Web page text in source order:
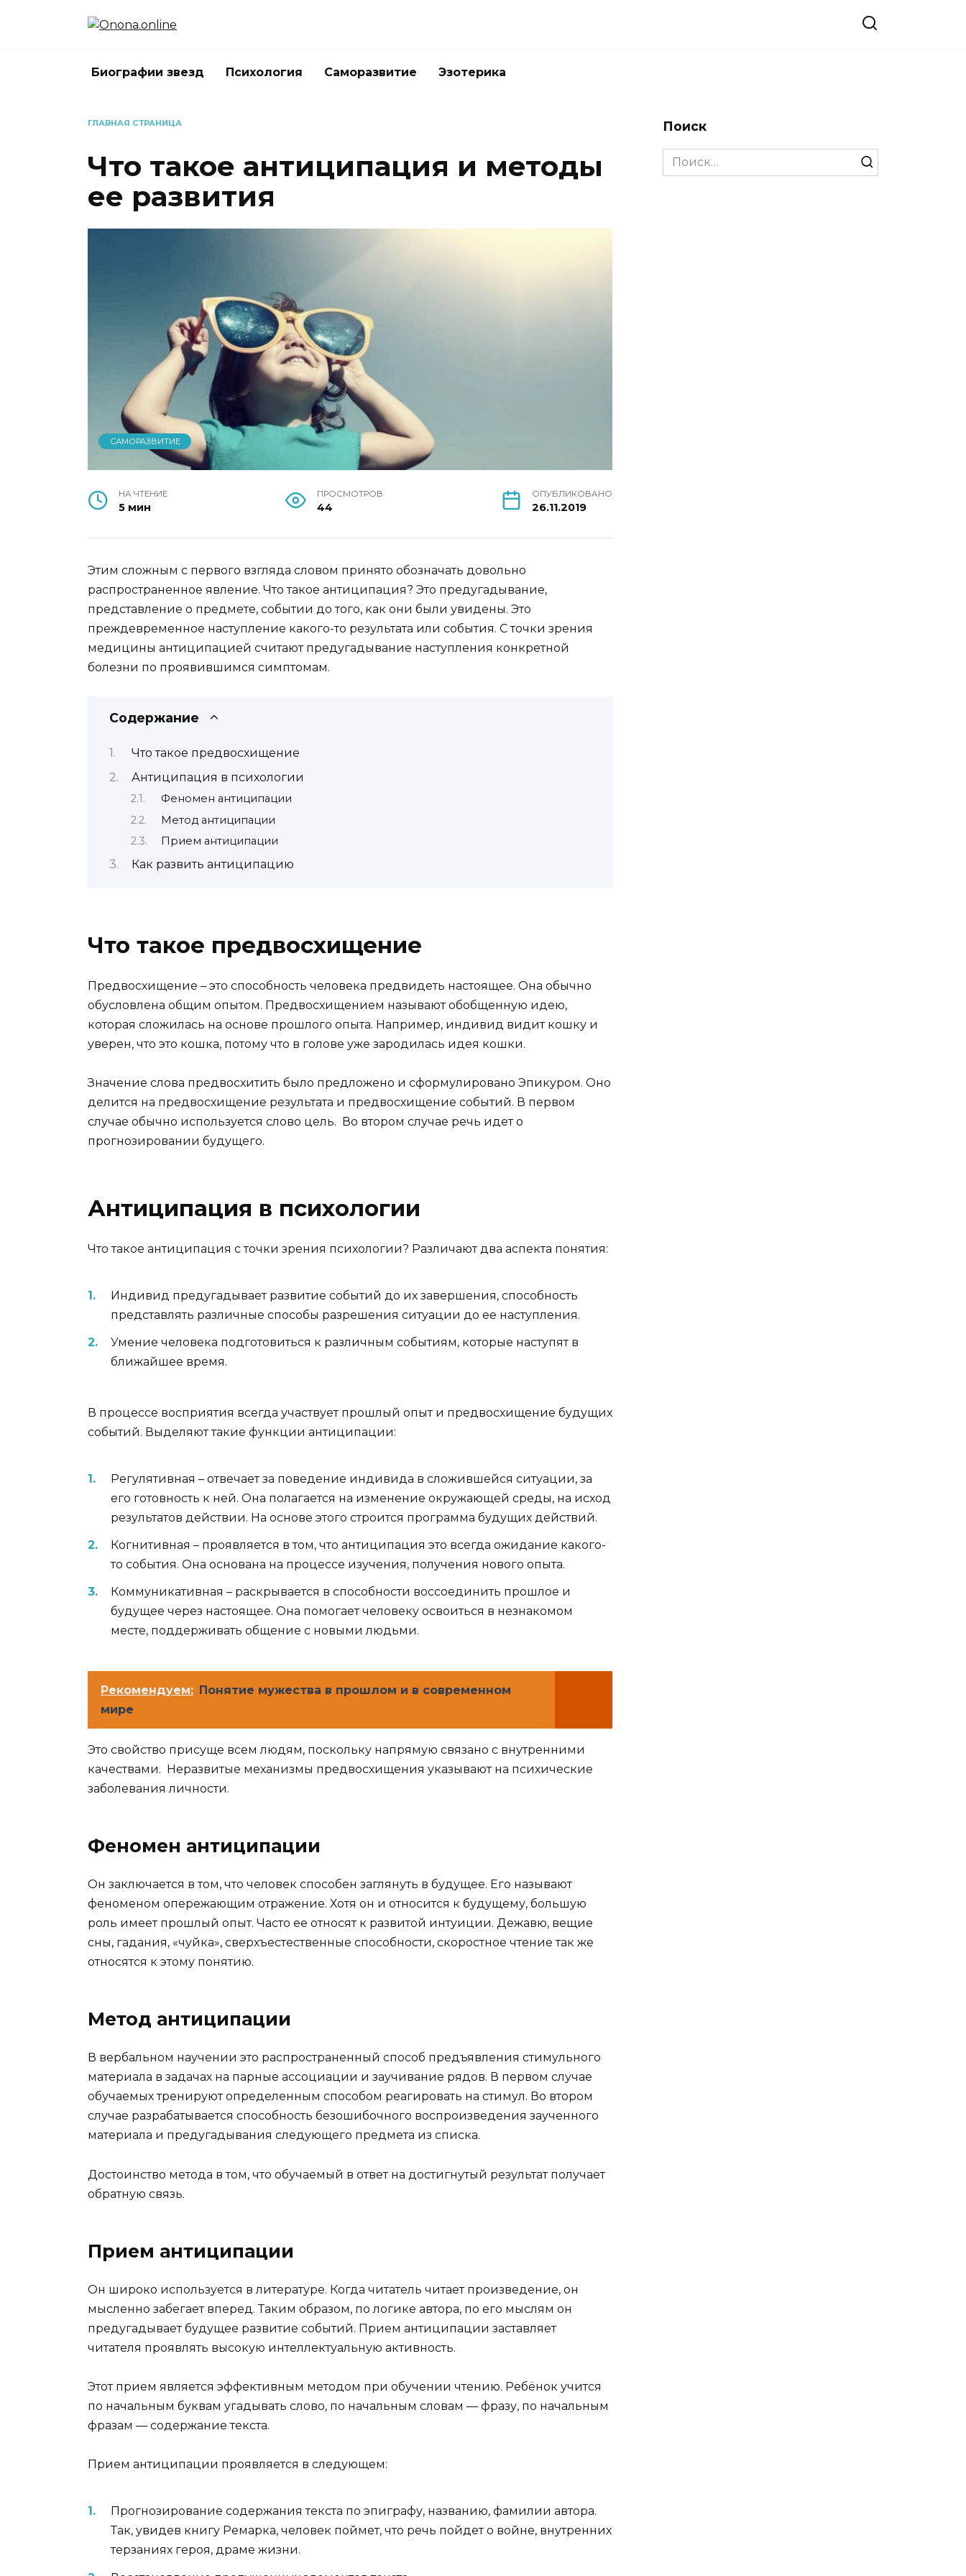
Биографии звезд Психология Саморазвитие Эзотерика
ГЛАВНАЯ СТРАНИЦА
Что такое антиципация и методы
ее развития
САМОРАЗВИТИЕ
НА ЧТЕНИЕ
5 мин
ПРОСМОТРОВ
44
ОПУБЛИКОВАНО
26.11.2019
Этим сложным с первого взгляда словом принято обозначать довольно
распространенное явление. Что такое антиципация? Это предугадывание,
представление о предмете, событии до того, как они были увидены. Это
преждевременное наступление какого-то результата или события. С точки зрения
медицины антиципацией считают предугадывание наступления конкретной
болезни по проявившимся симптомам.
Содержание
Что такое предвосхищение
Антиципация в психологии
Феномен антиципации
Метод антиципации
Прием антиципации
Как развить антиципацию
Что такое предвосхищение
Предвосхищение – это способность человека предвидеть настоящее. Она обычно
обусловлена общим опытом. Предвосхищением называют обобщенную идею,
которая сложилась на основе прошлого опыта. Например, индивид видит кошку и
уверен, что это кошка, потому что в голове уже зародилась идея кошки.
Значение слова предвосхитить было предложено и сформулировано Эпикуром. Оно
делится на предвосхищение результата и предвосхищение событий. В первом
случае обычно используется слово цель. Во втором случае речь идет о
прогнозировании будущего.
Антиципация в психологии
Что такое антиципация с точки зрения психологии? Различают два аспекта понятия:
Индивид предугадывает развитие событий до их завершения, способность
представлять различные способы разрешения ситуации до ее наступления.
Умение человека подготовиться к различным событиям, которые наступят в
ближайшее время.
В процессе восприятия всегда участвует прошлый опыт и предвосхищение будущих
событий. Выделяют такие функции антиципации:
Регулятивная – отвечает за поведение индивида в сложившейся ситуации, за
его готовность к ней. Она полагается на изменение окружающей среды, на исход
результатов действии. На основе этого строится программа будущих действий.
Когнитивная – проявляется в том, что антиципация это всегда ожидание какого-
то события. Она основана на процессе изучения, получения нового опыта.
Коммуникативная – раскрывается в способности воссоединить прошлое и
будущее через настоящее. Она помогает человеку освоиться в незнакомом
месте, поддерживать общение с новыми людьми.
Рекомендуем: Понятие мужества в прошлом и в современном
мире
Это свойство присуще всем людям, поскольку напрямую связано с внутренними
качествами. Неразвитые механизмы предвосхищения указывают на психические
заболевания личности.
Феномен антиципации
Он заключается в том, что человек способен заглянуть в будущее. Его называют
феноменом опережающим отражение. Хотя он и относится к будущему, большую
роль имеет прошлый опыт. Часто ее относят к развитой интуиции. Дежавю, вещие
сны, гадания, «чуйка», сверхъестественные способности, скоростное чтение так же
относятся к этому понятию.
Метод антиципации
В вербальном научении это распространенный способ предъявления стимульного
материала в задачах на парные ассоциации и заучивание рядов. В первом случае
обучаемых тренируют определенным способом реагировать на стимул. Во втором
случае разрабатывается способность безошибочного воспроизведения заученного
материала и предугадывания следующего предмета из списка.
Достоинство метода в том, что обучаемый в ответ на достигнутый результат получает
обратную связь.
Прием антиципации
Он широко используется в литературе. Когда читатель читает произведение, он
мысленно забегает вперед. Таким образом, по логике автора, по его мыслям он
предугадывает будущее развитие событий. Прием антиципации заставляет
читателя проявлять высокую интеллектуальную активность.
Этот прием является эффективным методом при обучении чтению. Ребёнок учится
по начальным буквам угадывать слово, по начальным словам — фразу, по начальным
фразам — содержание текста.
Прием антиципации проявляется в следующем:
Прогнозирование содержания текста по эпиграфу, названию, фамилии автора.
Так, увидев книгу Ремарка, человек поймет, что речь пойдет о войне, внутренних
терзаниях героя, драме жизни.
Поиск
Search
for: